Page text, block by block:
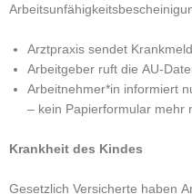
Arztpraxis sendet
Arbeitgeber ruft die AU-
Arbeitnehmer*in informiert
– kein Papierformular mehr
Krankheit des Kindes
Gesetzlich Versicherte haben